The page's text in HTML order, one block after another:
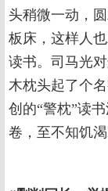
头稍微一动，
板床，这样人
读书。司马光
木枕头起了个
创的“警枕”读
卷，至不知饥